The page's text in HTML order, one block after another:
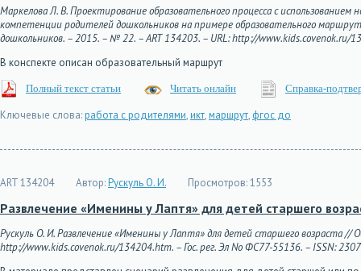
Маркелова Л. В. Проектирование образовательного процесса с
компетенции родителей дошкольников на примере образовательного
дошкольников. – 2015. – № 22. – ART 134203. – URL: http://www.kids.covenok.ru/
В конспекте описан образовательный маршрут
Полный текст статьи Читать онлайн Справка-
Ключевые слова:работа с родителями,икт,маршрут, фгос до
ART 134204 Автор:Рускуль О. И. Просмотров:1553
Развлечение «Именины у Лаптя» для детей старшего
Рускуль О. И. Развлечение «Именины у Лаптя» для детей старшего возраста
http://www.kids.covenok.ru/134204.htm. – Гос. рег. Эл No ФС77-55136. – ISSN: